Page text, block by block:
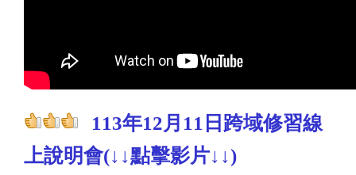
113年12月11日跨域修習線
上說明會(↓↓點擊影片↓↓)